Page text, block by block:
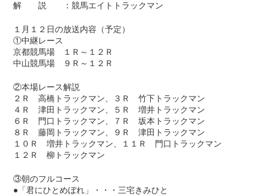
解 説 ：競馬エイトトラックマン
１月１２日の放送内容（予定）
①中継レース
京都競馬場 １Ｒ～１２Ｒ
中山競馬場 ９Ｒ～１２Ｒ
②本場レース解説
２Ｒ 高橋トラックマン、３Ｒ 竹下トラックマン
４Ｒ 津田トラックマン、５Ｒ 増井トラックマン
６Ｒ 門口トラックマン、７Ｒ 坂本トラックマン
８Ｒ 藤岡トラックマン、９Ｒ 津田トラックマン
１０Ｒ 増井トラックマン、１１Ｒ 門口トラックマン
１２Ｒ 柳トラックマン
③朝のフルコース
●「君にひとめぼれ」・・・三宅きみひと